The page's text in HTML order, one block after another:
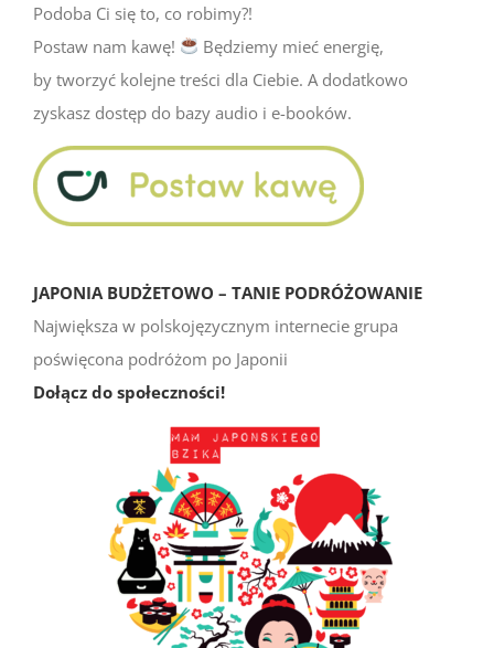
Podoba Ci się to, co robimy?!
Postaw nam kawę!
Będziemy mieć energię,
by tworzyć kolejne treści dla Ciebie. A dodatkowo
zyskasz dostęp do bazy audio i e-booków.
JAPONIA BUDŻETOWO – TANIE PODRÓŻOWANIE
Największa w polskojęzycznym internecie grupa
poświęcona podróżom po Japonii
Dołącz do społeczności!